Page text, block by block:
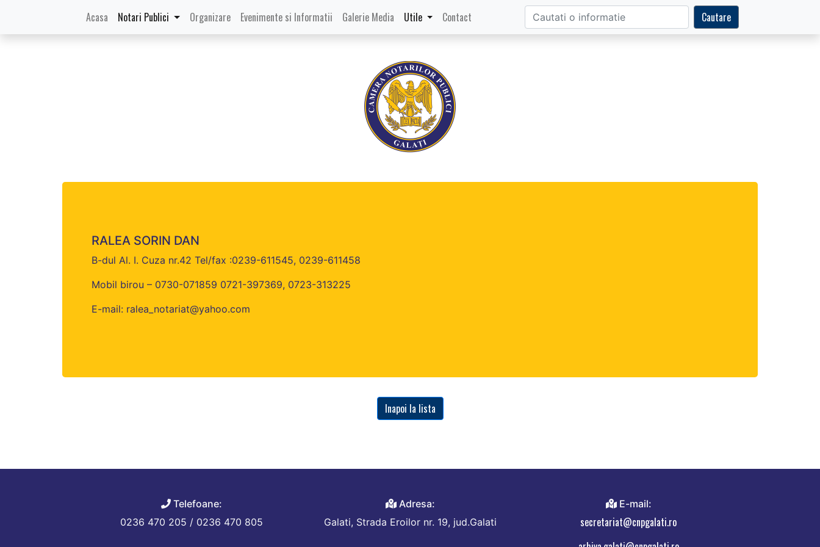
Acasa (current)
Notari Publici Organizare Evenimente si Informatii Galerie Media Utile Contact Cautare
RALEA SORIN DAN
B-dul Al. I. Cuza nr.42 Tel/fax :0239-611545, 0239-611458
Mobil birou – 0730-071859 0721-397369, 0723-313225
E-mail: ralea_notariat@yahoo.com
Inapoi la lista
Telefoane:
0236 470 205 / 0236 470 805
Adresa:
Galati, Strada Eroilor nr. 19, jud.Galati
E-mail:
secretariat@cnpgalati.ro